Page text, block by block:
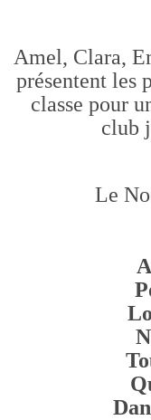
Amel, Clara,
présentent les
classe pour
club
Le